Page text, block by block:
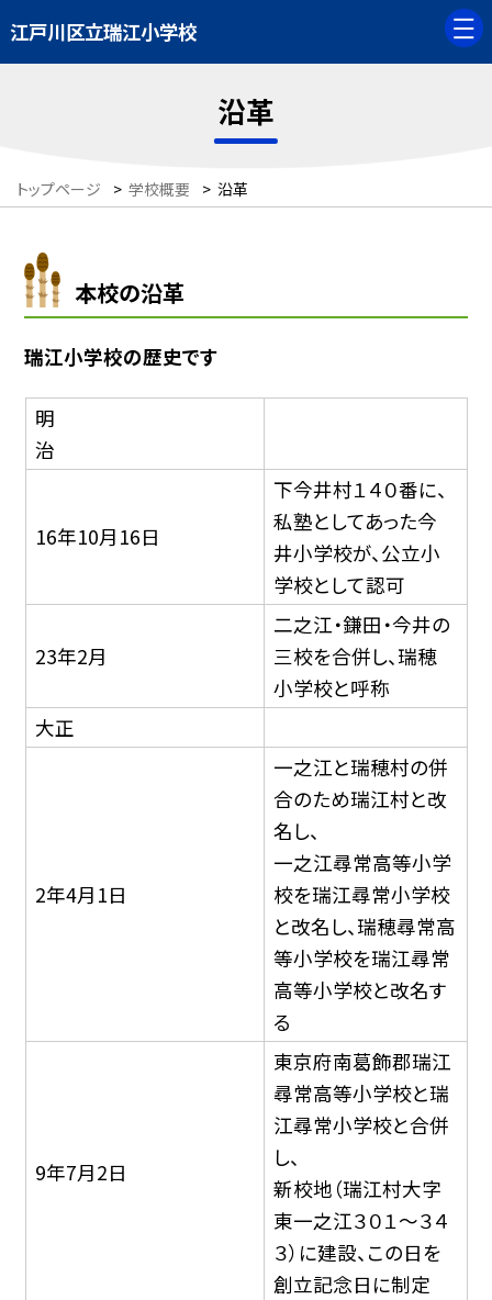
江戸川区立瑞江小学校
沿革
トップページ > 学校概要 > 沿革
本校の沿革
瑞江小学校の歴史です
明
治
16年10月16日
下今井村１４０番に、
私塾としてあった今
井小学校が、公立小
学校として認可
23年2月
二之江・鎌田・今井の
三校を合併し、瑞穂
小学校と呼称
大正
2年4月1日
一之江と瑞穂村の併
合のため瑞江村と改
名し、
一之江尋常高等小学
校を瑞江尋常小学校
と改名し、瑞穂尋常高
等小学校を瑞江尋常
高等小学校と改名す
る
9年7月2日
東京府南葛飾郡瑞江
尋常高等小学校と瑞
江尋常小学校と合併
し、
新校地（瑞江村大字
東一之江３０１〜３４
３）に建設、この日を
創立記念日に制定